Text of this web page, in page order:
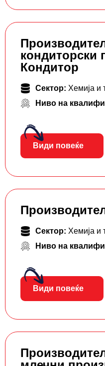
кондиторски
Кондитор
Сектор: Хемија и
Ниво на
Види повеќе
Сектор: Хемија и
Ниво на
Види повеќе